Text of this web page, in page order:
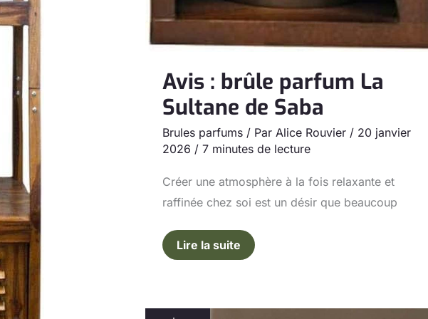
Avis : brûle parfum La
Sultane de Saba
Brules parfums / Par Alice Rouvier / 20 janvier
2026 / 7 minutes de lecture
Créer une atmosphère à la fois relaxante et
raffinée chez soi est un désir que beaucoup
Lire la suite